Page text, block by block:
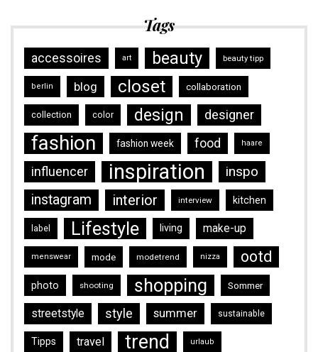
Tags
accessoires art beauty beauty tipp
berlin blog closet collaboration
collection color design designer
fashion fashion week food haare
influencer inspiration
inspo
instagram
interior interview kitchen
label Lifestyle living make-up
menswear mode modetrend nizza ootd
photo shooting shopping Sommer
streetstyle style summer sustainable
Tipps travel trend urlaub